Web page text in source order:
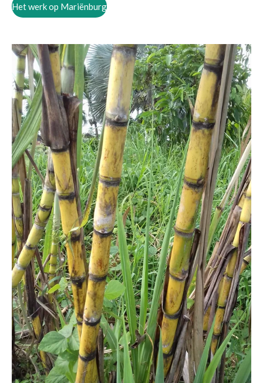
Het werk op Mariënburg